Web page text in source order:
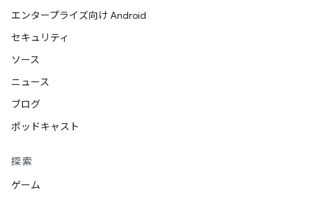
エンタープライズ向け Android
セキュリティ
ソース
ニュース
ブログ
ポッドキャスト
探索
ゲーム